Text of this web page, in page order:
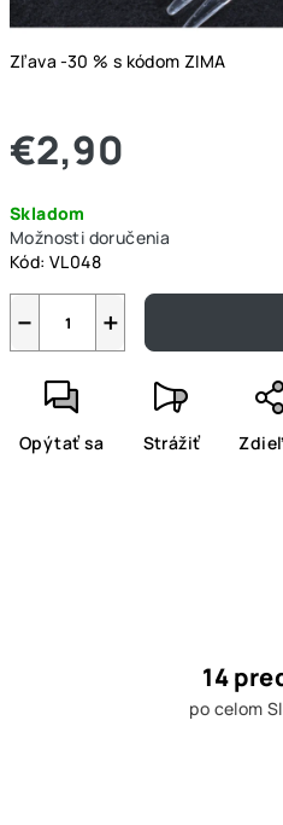
Zľava -30 % s kódom ZIMA
€2,90
cena:
Skladom
Možnosti doručenia
Kód: VL048
+
−
Opýtať sa Strážiť
14
po celom